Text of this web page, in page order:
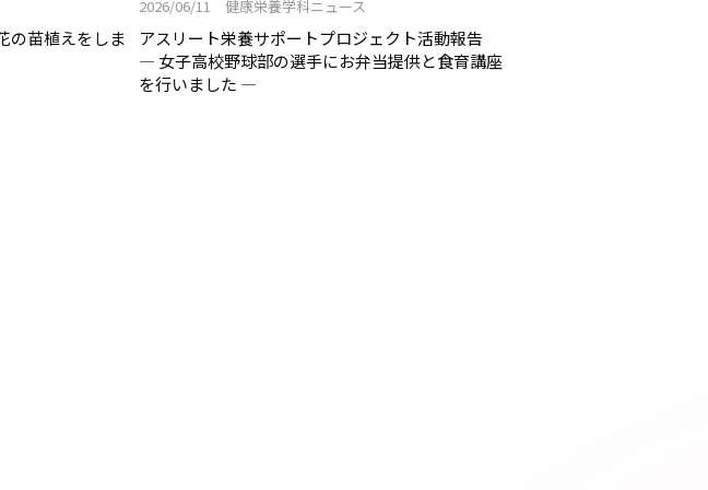
の苗植えをしま
2026/06/11 健康栄養学科ニュース
アスリート栄養サポートプロジェクト活動報告
― 女子高校野球部の選手にお弁当提供と食育講座
を行いました ―